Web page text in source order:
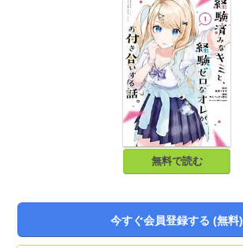
無料で読む
今すぐ会員登録する (無料)